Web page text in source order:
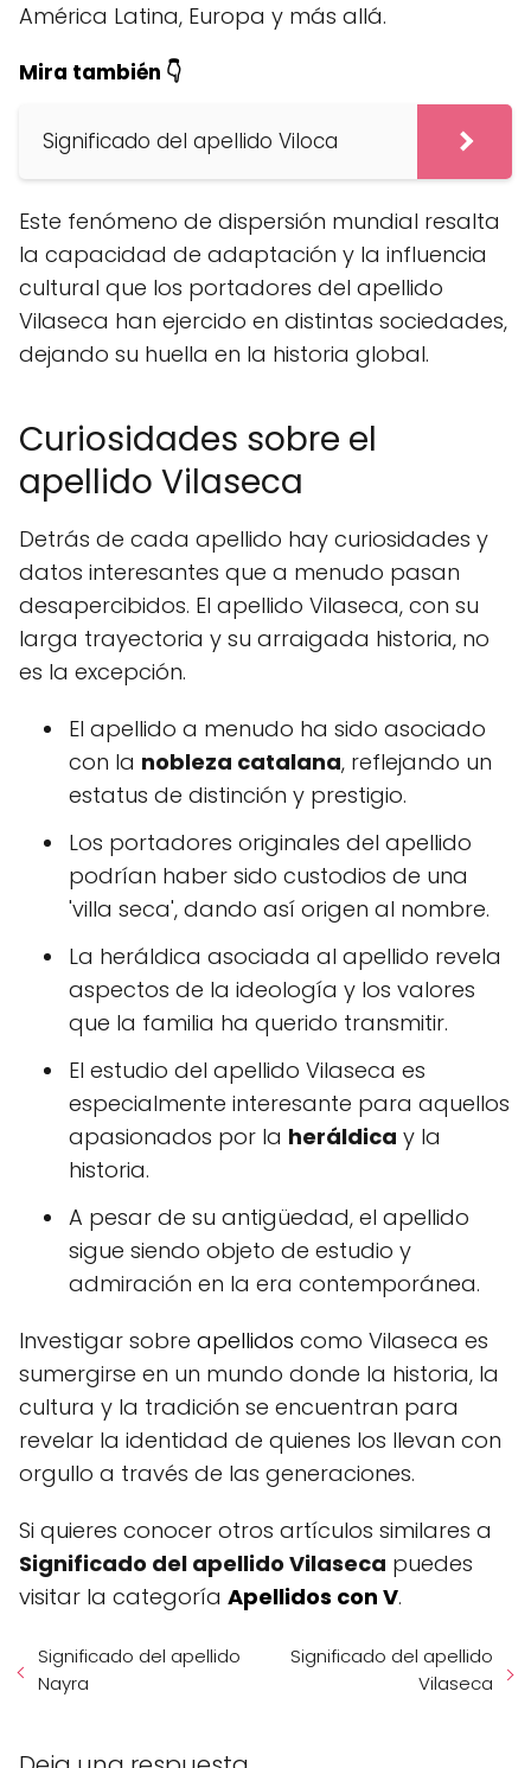
América Latina, Europa y más allá.
Mira también 👇
Significado del apellido Viloca
Este fenómeno de dispersión mundial resalta
la capacidad de adaptación y la influencia
cultural que los portadores del apellido
Vilaseca han ejercido en distintas sociedades,
dejando su huella en la historia global.
Curiosidades sobre el
apellido Vilaseca
Detrás de cada apellido hay curiosidades y
datos interesantes que a menudo pasan
desapercibidos. El apellido Vilaseca, con su
larga trayectoria y su arraigada historia, no
es la excepción.
El apellido a menudo ha sido asociado
con la nobleza catalana, reflejando un
estatus de distinción y prestigio.
Los portadores originales del apellido
podrían haber sido custodios de una
'villa seca', dando así origen al nombre.
La heráldica asociada al apellido revela
aspectos de la ideología y los valores
que la familia ha querido transmitir.
El estudio del apellido Vilaseca es
especialmente interesante para aquellos
apasionados por la heráldica y la
historia.
A pesar de su antigüedad, el apellido
sigue siendo objeto de estudio y
admiración en la era contemporánea.
Investigar sobre apellidos como Vilaseca es
sumergirse en un mundo donde la historia, la
cultura y la tradición se encuentran para
revelar la identidad de quienes los llevan con
orgullo a través de las generaciones.
Si quieres conocer otros artículos similares a
Significado del apellido Vilaseca puedes
visitar la categoría Apellidos con V.
Significado del apellido
Nayra
Significado del apellido
Vilaseca